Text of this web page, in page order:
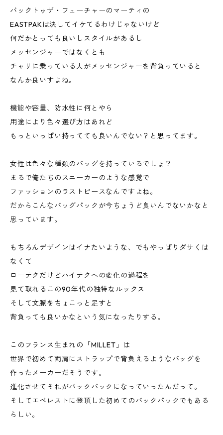
バックトゥザ・フューチャーのマーティの
EASTPAKは決してイケてるわけじゃないけど
何だかとっても良いしスタイルがあるし
メッセンジャーではなくとも
チャリに乗っている人がメッセンジャーを背負っていると
なんか良いすよね。
機能や容量、防水性に何とやら
用途により色々選び方はあれど
もっといっぱい持ってても良いんでない？と思ってます。
女性は色々な種類のバッグを持っているでしょ？
まるで俺たちのスニーカーのような感覚で
ファッションのラストピースなんですよね。
だからこんなバッグパックが今ちょうど良いんでないかなと
思っています。
もちろんデザインはイナたいような、でもやっぱりダサくは
なくて
ローテクだけどハイテクへの変化の過程を
見て取れるこの90年代の独特なルックス
そして文脈をちょこっと足すと
背負っても良いかなという気になったりする。
このフランス生まれの「MILLET」は
世界で初めて両肩にストラップで背負えるようなバッグを
作ったメーカーだそうです。
進化させてそれがバックパックになっていったんだって。
そしてエベレストに登頂した初めてのバックパックでもある
らしい。